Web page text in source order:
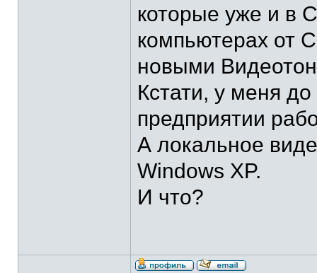
которые уже и в
компьютерах от
новыми
Кстати, у меня
предприятии
А локальное
Windows XP.
И что?